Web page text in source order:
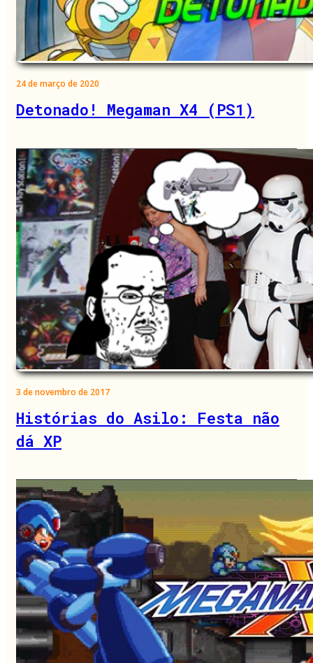
24 de março de 2020
Detonado! Megaman X4 (PS1)
3 de novembro de 2017
Histórias do Asilo: Festa não
dá XP